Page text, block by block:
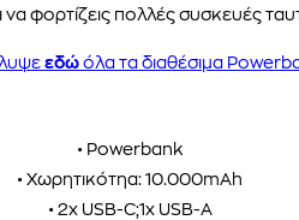
να φορτίζεις πολλές συσκευές
εδώ όλα τα διαθέσιμα
• Powerbank
• Χωρητικότηα: 10.000mAh
• 2x USB-C;1x USB-A